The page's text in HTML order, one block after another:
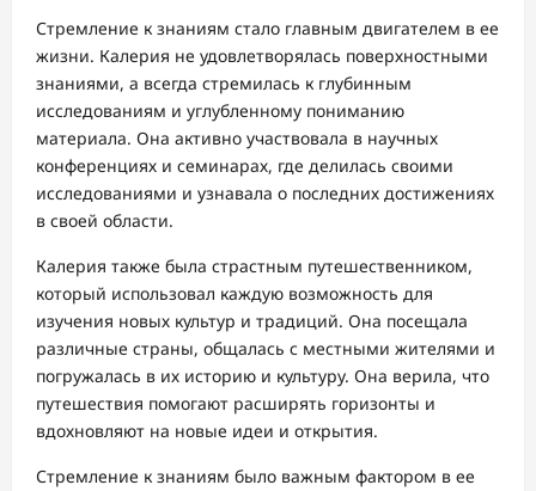
Стремление к знаниям стало главным двигателем в ее
жизни. Калерия не удовлетворялась поверхностными
знаниями, а всегда стремилась к глубинным
исследованиям и углубленному пониманию
материала. Она активно участвовала в научных
конференциях и семинарах, где делилась своими
исследованиями и узнавала о последних достижениях
в своей области.
Калерия также была страстным путешественником,
который использовал каждую возможность для
изучения новых культур и традиций. Она посещала
различные страны, общалась с местными жителями и
погружалась в их историю и культуру. Она верила, что
путешествия помогают расширять горизонты и
вдохновляют на новые идеи и открытия.
Стремление к знаниям было важным фактором в ее